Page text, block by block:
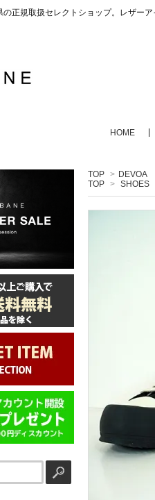
の正規取扱セレクトショップ。レザー
HOME
TOP > DEVOA
TOP > SHOES